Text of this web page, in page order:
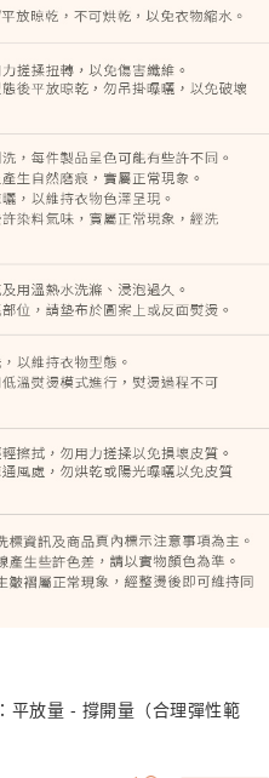
平放量 - 撐開量（合理彈性範